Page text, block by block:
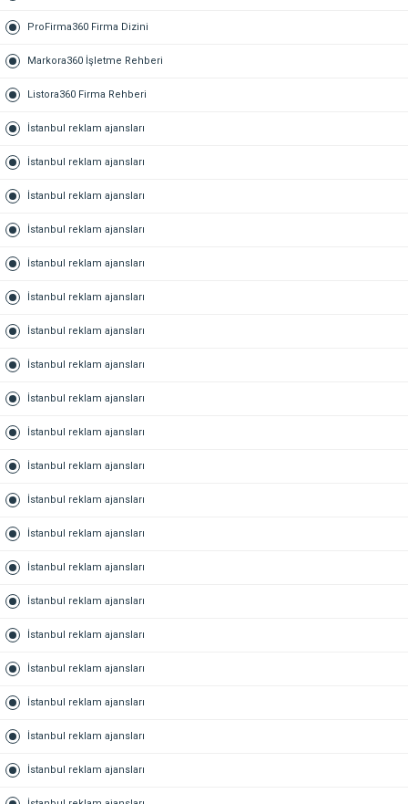
ProFirma360 Firma Dizini
Markora360 İşletme Rehberi
Listora360 Firma Rehberi
İstanbul reklam ajansları
İstanbul reklam ajansları
İstanbul reklam ajansları
İstanbul reklam ajansları
İstanbul reklam ajansları
İstanbul reklam ajansları
İstanbul reklam ajansları
İstanbul reklam ajansları
İstanbul reklam ajansları
İstanbul reklam ajansları
İstanbul reklam ajansları
İstanbul reklam ajansları
İstanbul reklam ajansları
İstanbul reklam ajansları
İstanbul reklam ajansları
İstanbul reklam ajansları
İstanbul reklam ajansları
İstanbul reklam ajansları
İstanbul reklam ajansları
İstanbul reklam ajansları